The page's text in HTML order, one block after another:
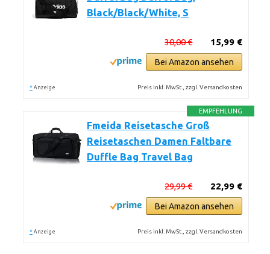
Black/Black/White, S
15,99 €
30,00 €
Bei Amazon ansehen
* Anzeige Preis inkl. MwSt., zzgl. Versandkosten
EMPFEHLUNG
Fmeida Reisetasche Groß
Reisetaschen Damen Faltbare
Duffle Bag Travel Bag
22,99 €
29,99 €
Bei Amazon ansehen
* Anzeige Preis inkl. MwSt., zzgl. Versandkosten